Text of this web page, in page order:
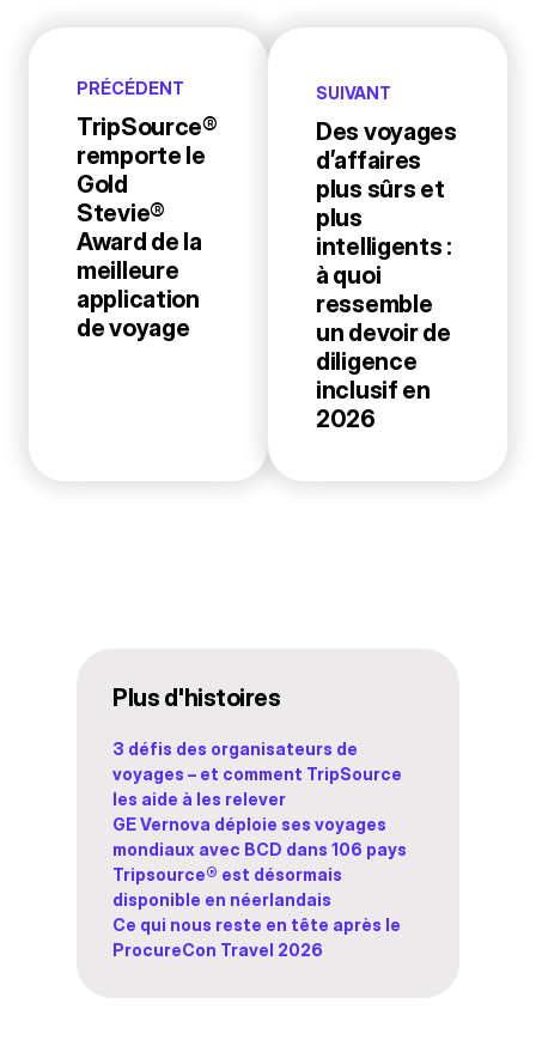
PRÉCÉDENT
TripSource®
remporte le
Gold
Stevie®
Award de la
meilleure
application
de voyage
SUIVANT
Des voyages
d’affaires
plus sûrs et
plus
intelligents :
à quoi
ressemble
un devoir de
diligence
inclusif en
2026
Plus d'histoires
3 défis des organisateurs de
voyages – et comment TripSource
les aide à les relever
GE Vernova déploie ses voyages
mondiaux avec BCD dans 106 pays
Tripsource® est désormais
disponible en néerlandais
Ce qui nous reste en tête après le
ProcureCon Travel 2026